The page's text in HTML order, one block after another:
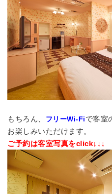
もちろん、 フリーWi-Fiで客室
お楽しみいただけます。
ご予約は客室写真をclick↓↓↓